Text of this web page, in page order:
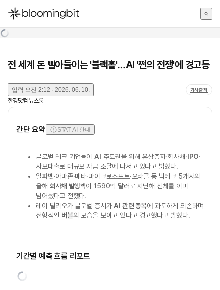
한국어
전 세계 돈 빨아들이는 '블랙홀'…AI '쩐의 전쟁'에 경고등
입력 오전 2:12 · 2026. 06. 10. 기사출처
한경닷컴 뉴스룸
간단 요약 STAT AI 안내
글로벌 테크 기업들이AI 주도권을 위해 유상증자·회사채· IPO·
사모대출로 대규모 자금 조달에 나서고 있다고 밝혔다.
알파벳·아마존·메타·마이크로소프트·오라클 등 빅테크 5개사의
올해 회사채 발행액이 1590억 달러로 지난해 전체를 이미
넘어섰다고 전했다.
레이 달리오가 글로벌 증시가 AI 관련 종목에 과도하게 의존하며
전형적인 버블의 모습을 보이고 있다고 경고했다고 밝혔다.
기간별 예측 흐름 리포트